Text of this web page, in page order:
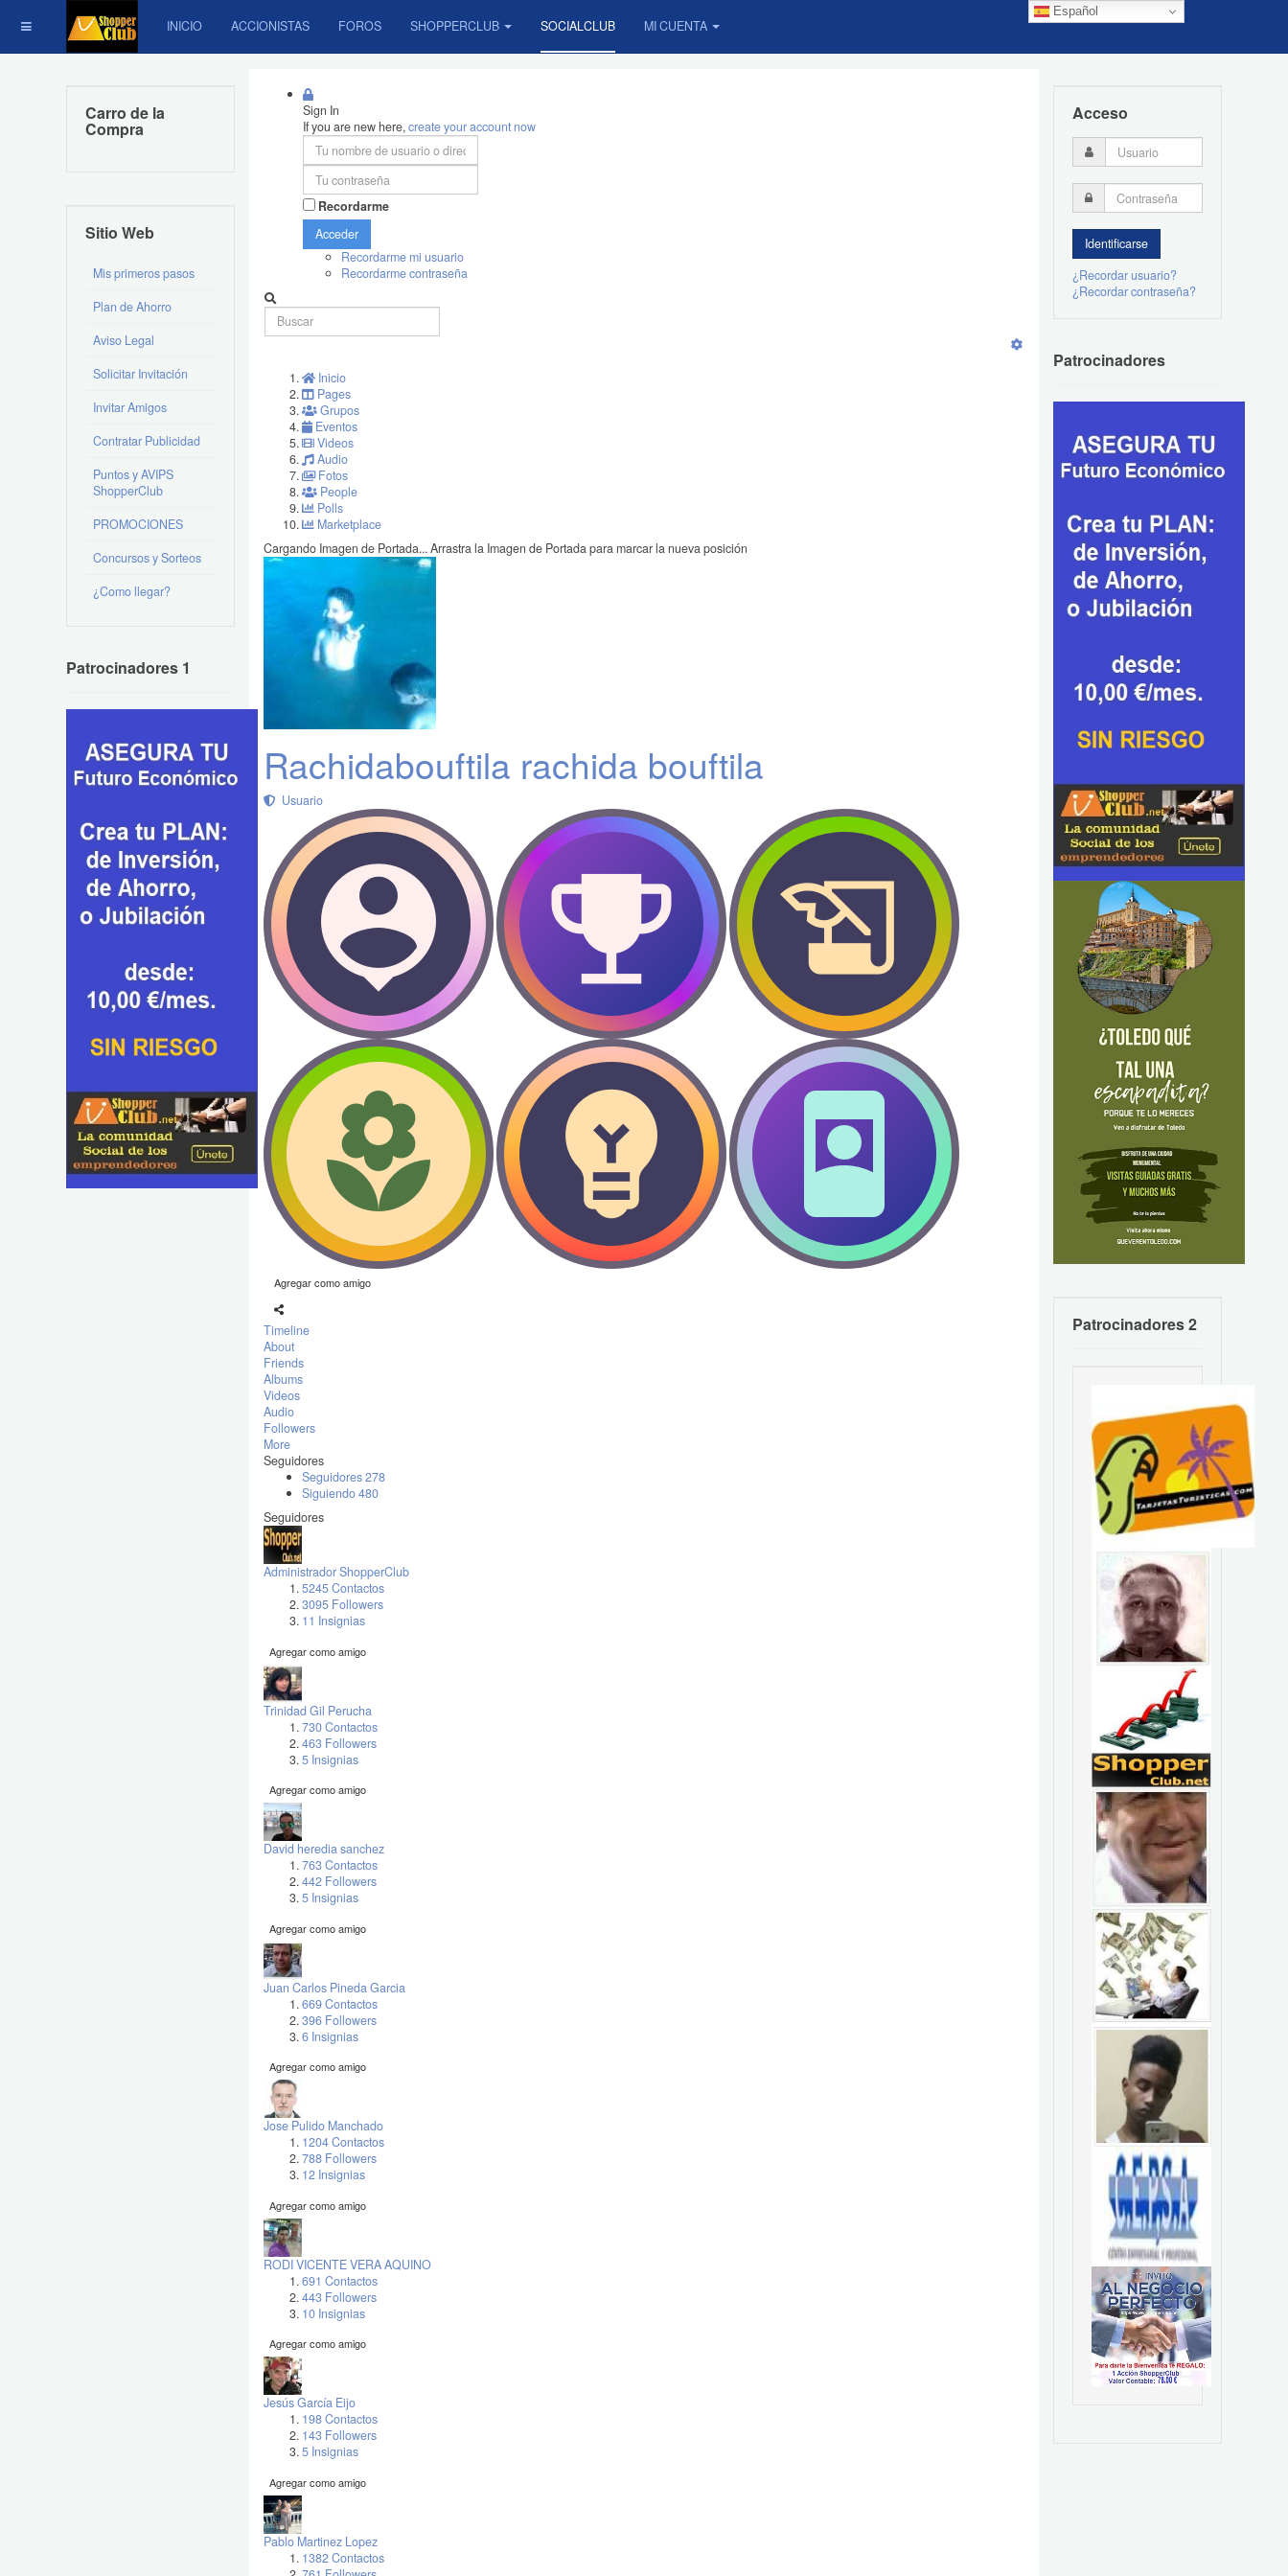
Español
INICIO ACCIONISTAS FOROS SHOPPERCLUB SOCIALCLUB MI CUENTA
Sign In
If you are new here,create your account now
Recordarme
Acceder
Recordarme mi usuario
Recordarme contraseña
Inicio
Pages
Grupos
Eventos
Videos
Audio
Fotos
People
Polls
Marketplace
Cargando Imagen de Portada...Arrastra la Imagen de Portada para marcar la nueva posición
Rachidabouftila rachida bouftila
Usuario
Agregar como amigo
Timeline
About
Friends
Albums
Videos
Audio
Followers
More
Seguidores
Seguidores278
Siguiendo480
Seguidores
Administrador ShopperClub
5245 Contactos
3095 Followers
11 Insignias
Agregar como amigo
Trinidad Gil Perucha
730 Contactos
463 Followers
5 Insignias
Agregar como amigo
David heredia sanchez
763 Contactos
442 Followers
5 Insignias
Agregar como amigo
Juan Carlos Pineda Garcia
669 Contactos
396 Followers
6 Insignias
Agregar como amigo
Jose Pulido Manchado
1204 Contactos
788 Followers
12 Insignias
Agregar como amigo
RODI VICENTE VERA AQUINO
691 Contactos
443 Followers
10 Insignias
Agregar como amigo
Jesús García Eijo
198 Contactos
143 Followers
5 Insignias
Agregar como amigo
Pablo Martinez Lopez
1382 Contactos
Carro de la
Compra
Sitio Web
Mis primeros pasos
Plan de Ahorro
Aviso Legal
Solicitar Invitación
Invitar Amigos
Contratar Publicidad
Puntos y AVIPS
ShopperClub
PROMOCIONES
Concursos y Sorteos
¿Como llegar?
Patrocinadores 1
Acceso
¿Recordar usuario?
¿Recordar contraseña?
Patrocinadores
Patrocinadores 2